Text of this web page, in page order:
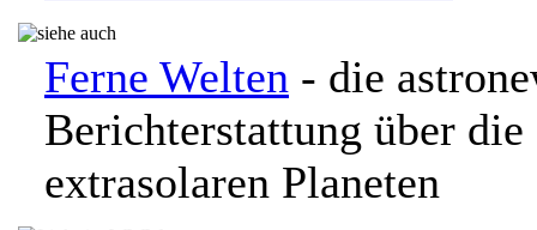
Ferne Welten - die
Berichterstattung über die
extrasolaren Planeten